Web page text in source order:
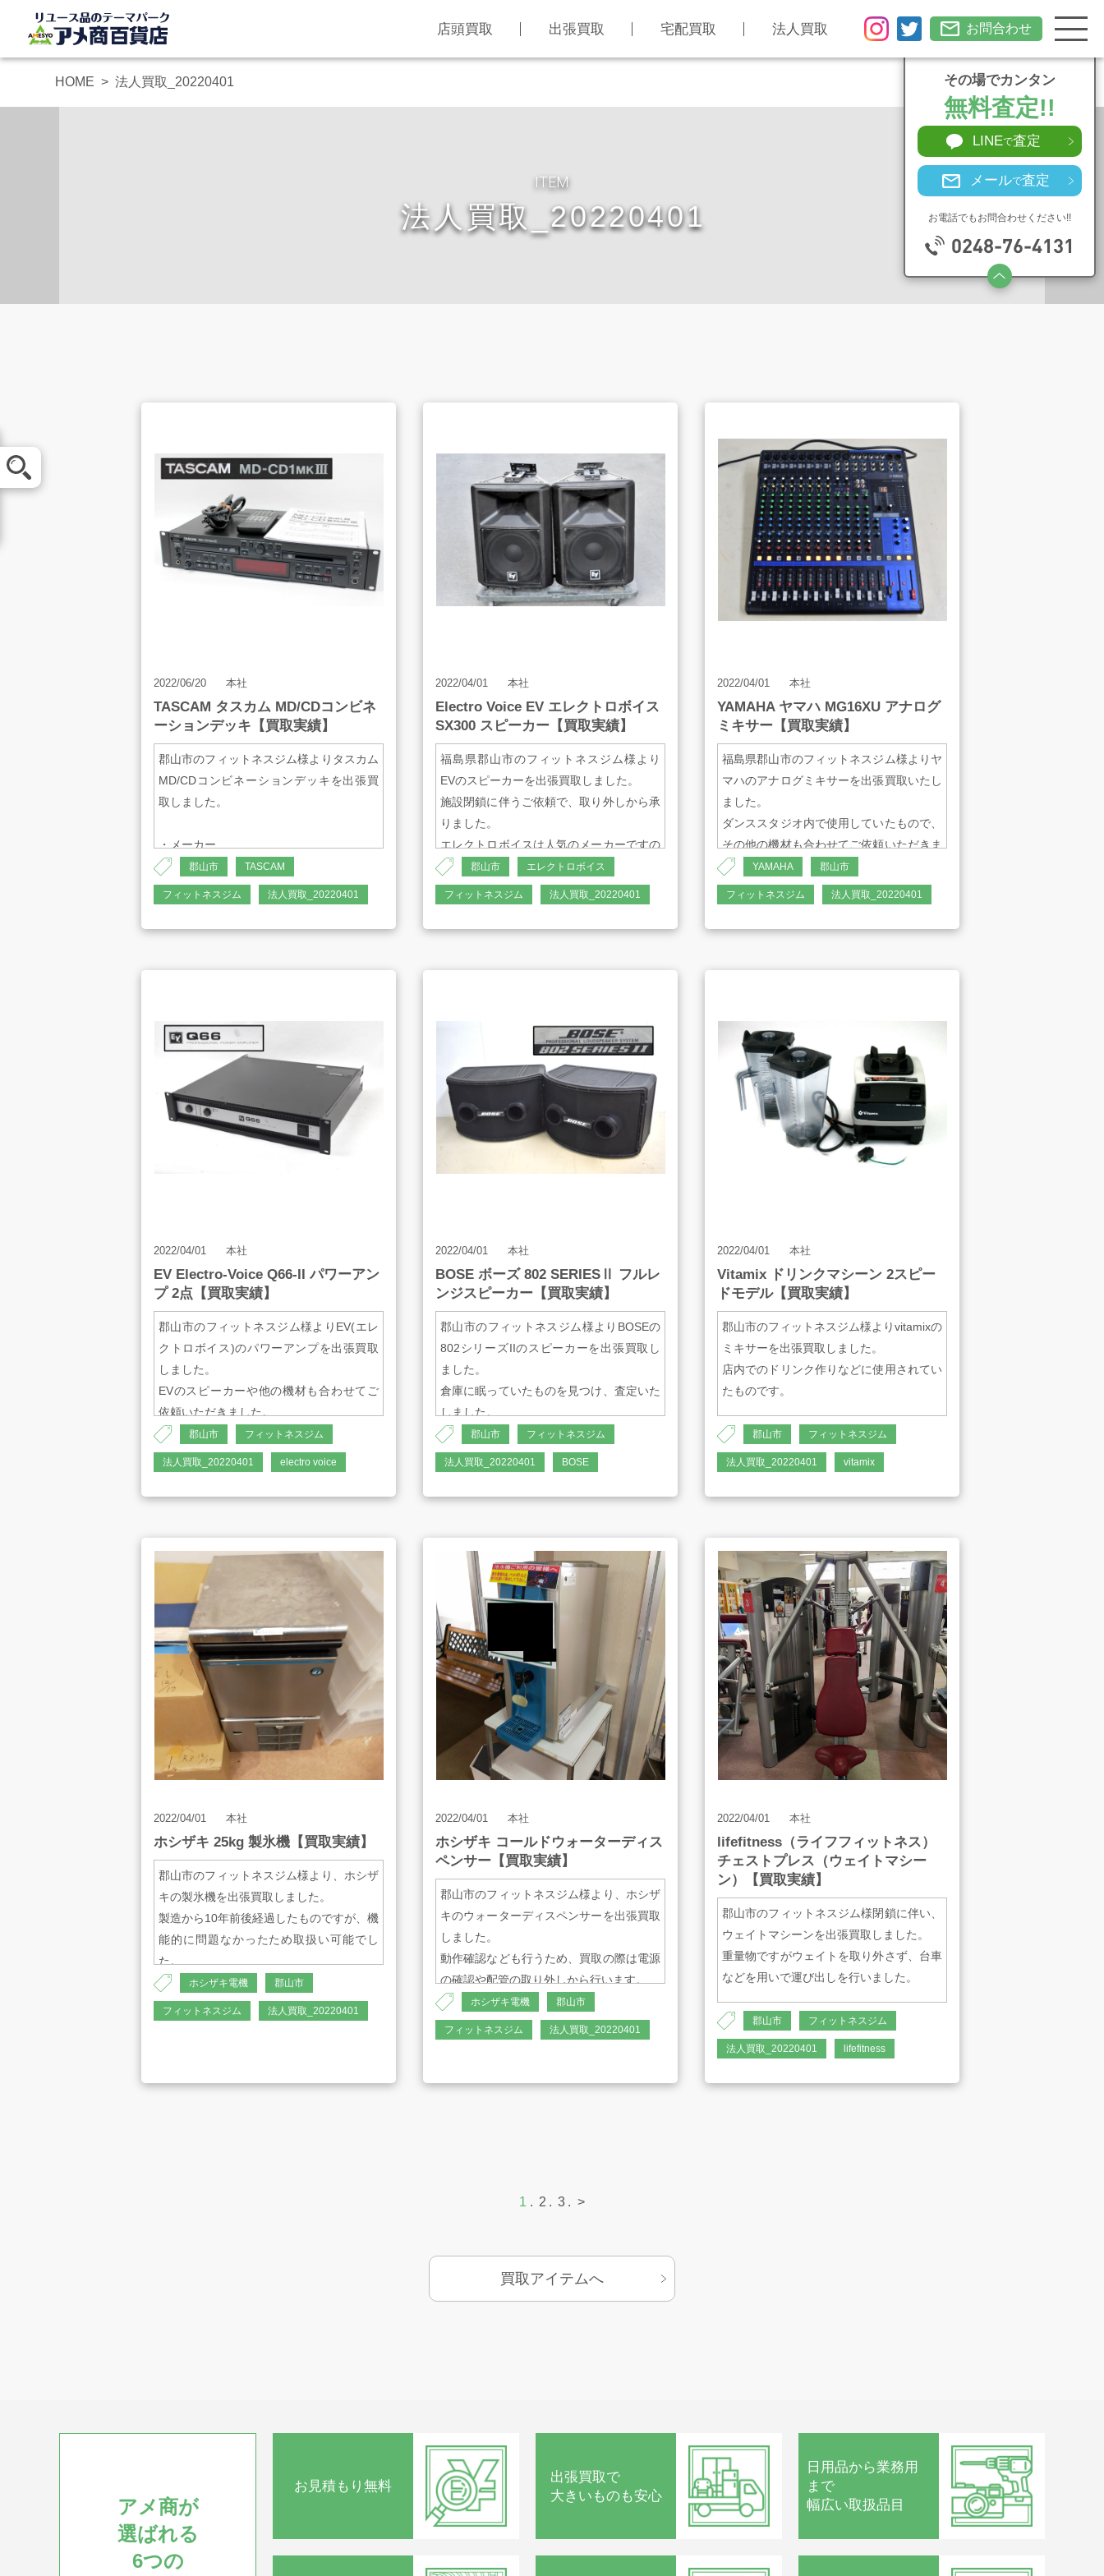
店頭買取 出張買取 宅配買取 法人買取 お問合わせ
買取方法 買取アイテム
店舗案内 販売のご案内 会社案内
お知らせ AMESYO MAGAGINE
アート工芸事業部/アメプ
リ！
プライバシーポリシー
その場でカンタン
無料査定!!
LINEで査定
メールで査定
お電話でもお問合わせください!!
0248-76-4131
HOME 法人買取_20220401
ITEM
法人買取_20220401
2022/06/20 本社
TASCAM タスカム MD/CDコンビネ
ーションデッキ【買取実績】
郡山市のフィットネスジム様よりタスカム
MD/CDコンビネーションデッキを出張買
取しました。
・メーカー
TASCAM/タスカム
・品名
MD/CDコンビネーションデッキ
・型番
・電源
AC100V、50-60Hz
・消費電力
22W
5.4kg
郡山市 TASCAM
フィットネスジム 法人買取_20220401
2022/04/01 本社
Electro Voice EV エレクトロボイス
SX300 スピーカー【買取実績】
福島県郡山市のフィットネスジム様より
EVのスピーカーを出張買取しました。
施設閉鎖に伴うご依頼で、取り外しから承
りました。
エレクトロボイスは人気のメーカーですの
で、高い買取価格が期待できます。
・品名
フルレンジスピーカー
・型番
Electro-Voice/エレクトロボイス
・周波数特性
50 Hz - 20,000Hz(-10dB)
・許容入力
12インチウーハーDL12-BFH
・出力音圧レベル
99dB
・外形寸法
W429mm×D312mm×H586mm
約14.5kg
郡山市 エレクトロボイス
フィットネスジム 法人買取_20220401
2022/04/01 本社
YAMAHA ヤマハ MG16XU アナログ
ミキサー【買取実績】
福島県郡山市のフィットネスジム様よりヤ
マハのアナログミキサーを出張買取いたし
ました。
ダンススタジオ内で使用していたもので、
その他の機材も合わせてご依頼いただきま
した。
メーカー
・YAMAHA
・品番
・デジタルエフェクト
1（24種類）
・電源
100V AC 50/60Hz
6.8kg
YAMAHA 郡山市
フィットネスジム 法人買取_20220401
2022/04/01 本社
EV Electro-Voice Q66-II パワーアン
プ 2点【買取実績】
郡山市のフィットネスジム様よりEV(エレ
クトロボイス)のパワーアンプを出張買取
しました。
EVのスピーカーや他の機材も合わせてご
依頼いただきました。
・メーカー
Electro-Voice ( エレクトロボイス )
Q66-II
・タイプ
2チャンネル
・ダンピングファクター
300以上
・入力端子
・出力端子
・消費電力
700W
・最大入力
+21dBu
・クロストーク
-80dB未満
郡山市 フィットネスジム
法人買取_20220401 electro voice
2022/04/01 本社
BOSE ボーズ 802 SERIESⅡ フルレ
ンジスピーカー【買取実績】
郡山市のフィットネスジム様よりBOSEの
802シリーズIIのスピーカーを出張買取し
ました。
倉庫に眠っていたものを見つけ、査定いた
しました。
・メーカー
BOSE/ボーズ
フルレンジスピーカー
・型番
802 SERIESⅡ
・再生周波数帯域
50Hz～16kHz
・許容入力
240W（rms）、600W（peak）
・インピーダンス
・ユニット
フルレンジ 11.5cm
・入力端子
2P標準ジャック×2 キャノン×2
XLR-3-32 極性：ピン2、3ホット、ピン1
コールド
・外形寸法
W520mm×D331mm×H341mm
郡山市 フィットネスジム
法人買取_20220401 BOSE
2022/04/01 本社
Vitamix ドリンクマシーン 2スピー
ドモデル【買取実績】
郡山市のフィットネスジム様よりvitamixの
ミキサーを出張買取しました。
店内でのドリンク作りなどに使用されてい
たものです。
・モデル
VM0110
・型式
・電源
単相100V 50/60HZ
・総合消費電力
900W
・サイズ
185ｍｍ×220ｍｍ×440ｍｍ
・コンテナ容量
郡山市 フィットネスジム
法人買取_20220401 vitamix
2022/04/01 本社
ホシザキ 25kg 製氷機【買取実績】
郡山市のフィットネスジム様より、ホシザ
キの製氷機を出張買取しました。
製造から10年前後経過したものですが、機
能的に問題なかったため取扱い可能でし
た。
・メーカー
ホシザキ
IM-25M-1
・外形寸法
ホシザキ電機 郡山市
フィットネスジム 法人買取_20220401
2022/04/01 本社
ホシザキ コールドウォーターディス
ペンサー【買取実績】
郡山市のフィットネスジム様より、ホシザ
キのウォーターディスペンサーを出張買取
しました。
動作確認なども行うため、買取の際は電源
の確認や配管の取り外しから行います。
・メーカー
ホシザキ
・型番
225/265W
約101杯 200ml/杯 3杯/分(25℃→10℃以下)
プルダウン時間
4.5/3.5時間 (冷却水温25℃から蓄氷完了ま
ホシザキ電機 郡山市
フィットネスジム 法人買取_20220401
2022/04/01 本社
lifefitness（ライフフィットネス）
チェストプレス（ウェイトマシー
ン）【買取実績】
郡山市のフィットネスジム様閉鎖に伴い、
ウェイトマシーンを出張買取しました。
重量物ですがウェイトを取り外さず、台車
などを用いで運び出しを行いました。
・商 品 名
チェストプレス
・メーカー
郡山市 フィットネスジム
法人買取_20220401 lifefitness
1 2 3 >
買取アイテムへ
アメ商が
選ばれる
6つの
お見積もり無料
出張買取で
大きいものも安心
日用品から業務用
まで
幅広い取扱品目